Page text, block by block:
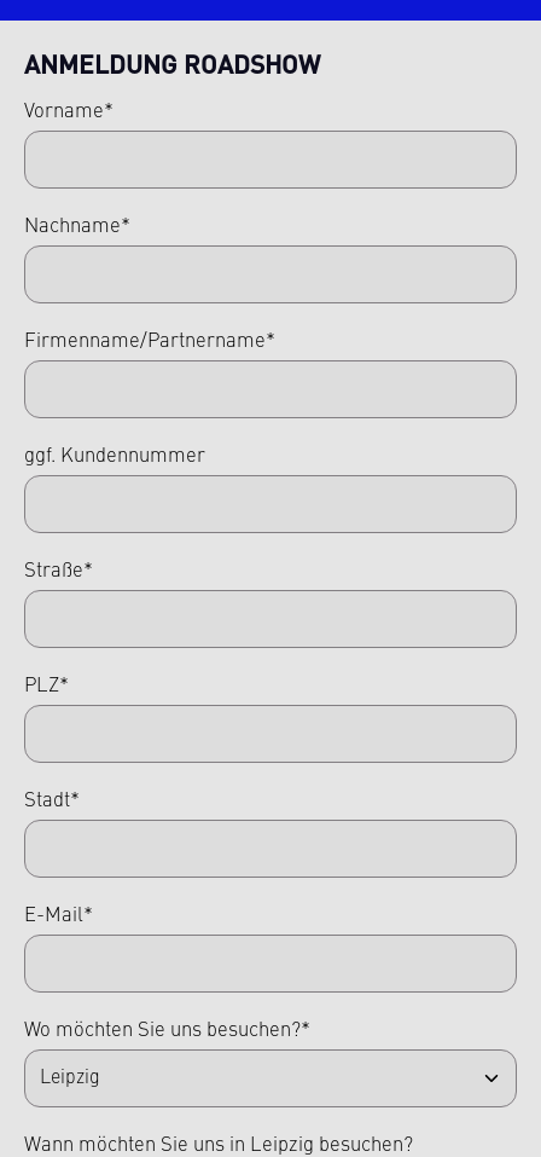
ANMELDUNG ROADSHOW
Vorname*
Nachname*
Firmenname/Partnername*
ggf. Kundennummer
Straße*
PLZ*
Stadt*
E-Mail*
Wo möchten Sie uns besuchen?*
Wann möchten Sie uns in Leipzig besuchen?